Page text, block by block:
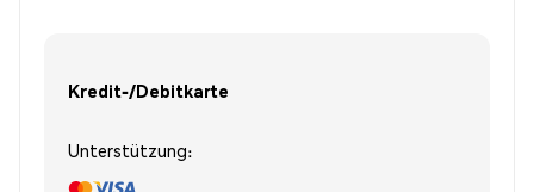
Kredit-/Debitkarte
Unterstützung: